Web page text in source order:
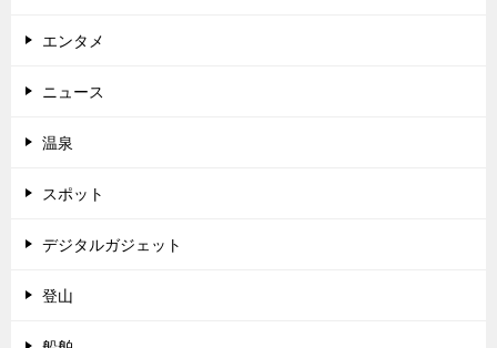
エンタメ
ニュース
温泉
スポット
デジタルガジェット
登山